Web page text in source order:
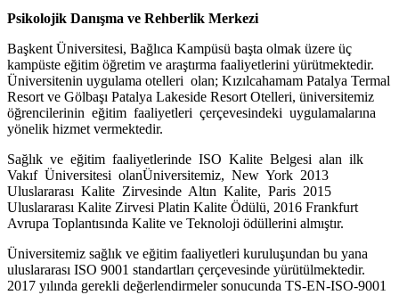
Psikolojik Danışma ve Rehberlik Merkezi
Başkent Üniversitesi, Bağlıca Kampüsü başta olmak üzere üç
kampüste eğitim öğretim ve araştırma faaliyetlerini yürütmektedir.
Üniversitenin uygulama otelleri olan; Kızılcahamam Patalya Termal
Resort ve Gölbaşı Patalya Lakeside Resort Otelleri, üniversitemiz
öğrencilerinin eğitim faaliyetleri çerçevesindeki uygulamalarına
yönelik hizmet vermektedir.
Sağlık ve eğitim faaliyetlerinde ISO Kalite Belgesi alan ilk
Vakıf Üniversitesi olanÜniversitemiz, New York 2013
Uluslararası Kalite Zirvesinde Altın Kalite, Paris 2015
Uluslararası Kalite Zirvesi Platin Kalite Ödülü, 2016 Frankfurt
Avrupa Toplantısında Kalite ve Teknoloji ödüllerini almıştır.
Üniversitemiz sağlık ve eğitim faaliyetleri kuruluşundan bu yana
uluslararası ISO 9001 standartları çerçevesinde yürütülmektedir.
2017 yılında gerekli değerlendirmeler sonucunda TS-EN-ISO-9001